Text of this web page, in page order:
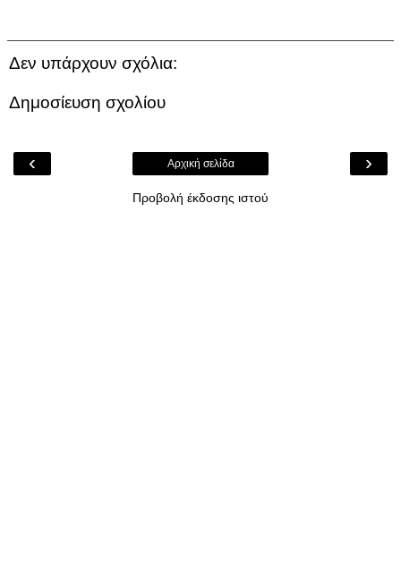
Δεν υπάρχουν σχόλια:
Δημοσίευση σχολίου
‹ ›
Αρχική σελίδα
Προβολή έκδοσης ιστού